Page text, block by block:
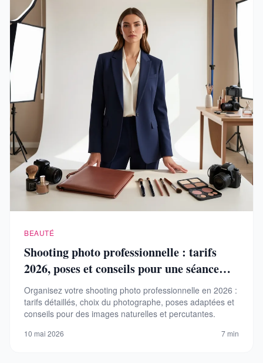
BEAUTÉ
Shooting photo professionnelle : tarifs
2026, poses et conseils pour une séance
réussie
Organisez votre shooting photo professionnelle en 2026 :
tarifs détaillés, choix du photographe, poses adaptées et
conseils pour des images naturelles et percutantes.
10 mai 2026 7 min